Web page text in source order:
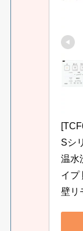
Sシ
温水
イプ
壁リ